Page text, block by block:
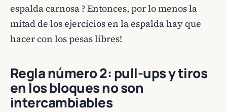
espalda carnosa ? Entonces, por lo menos la
mitad de los ejercicios en la espalda hay que
hacer con los pesas libres!
Regla número 2: pull-ups y tiros
en los bloques no son
intercambiables